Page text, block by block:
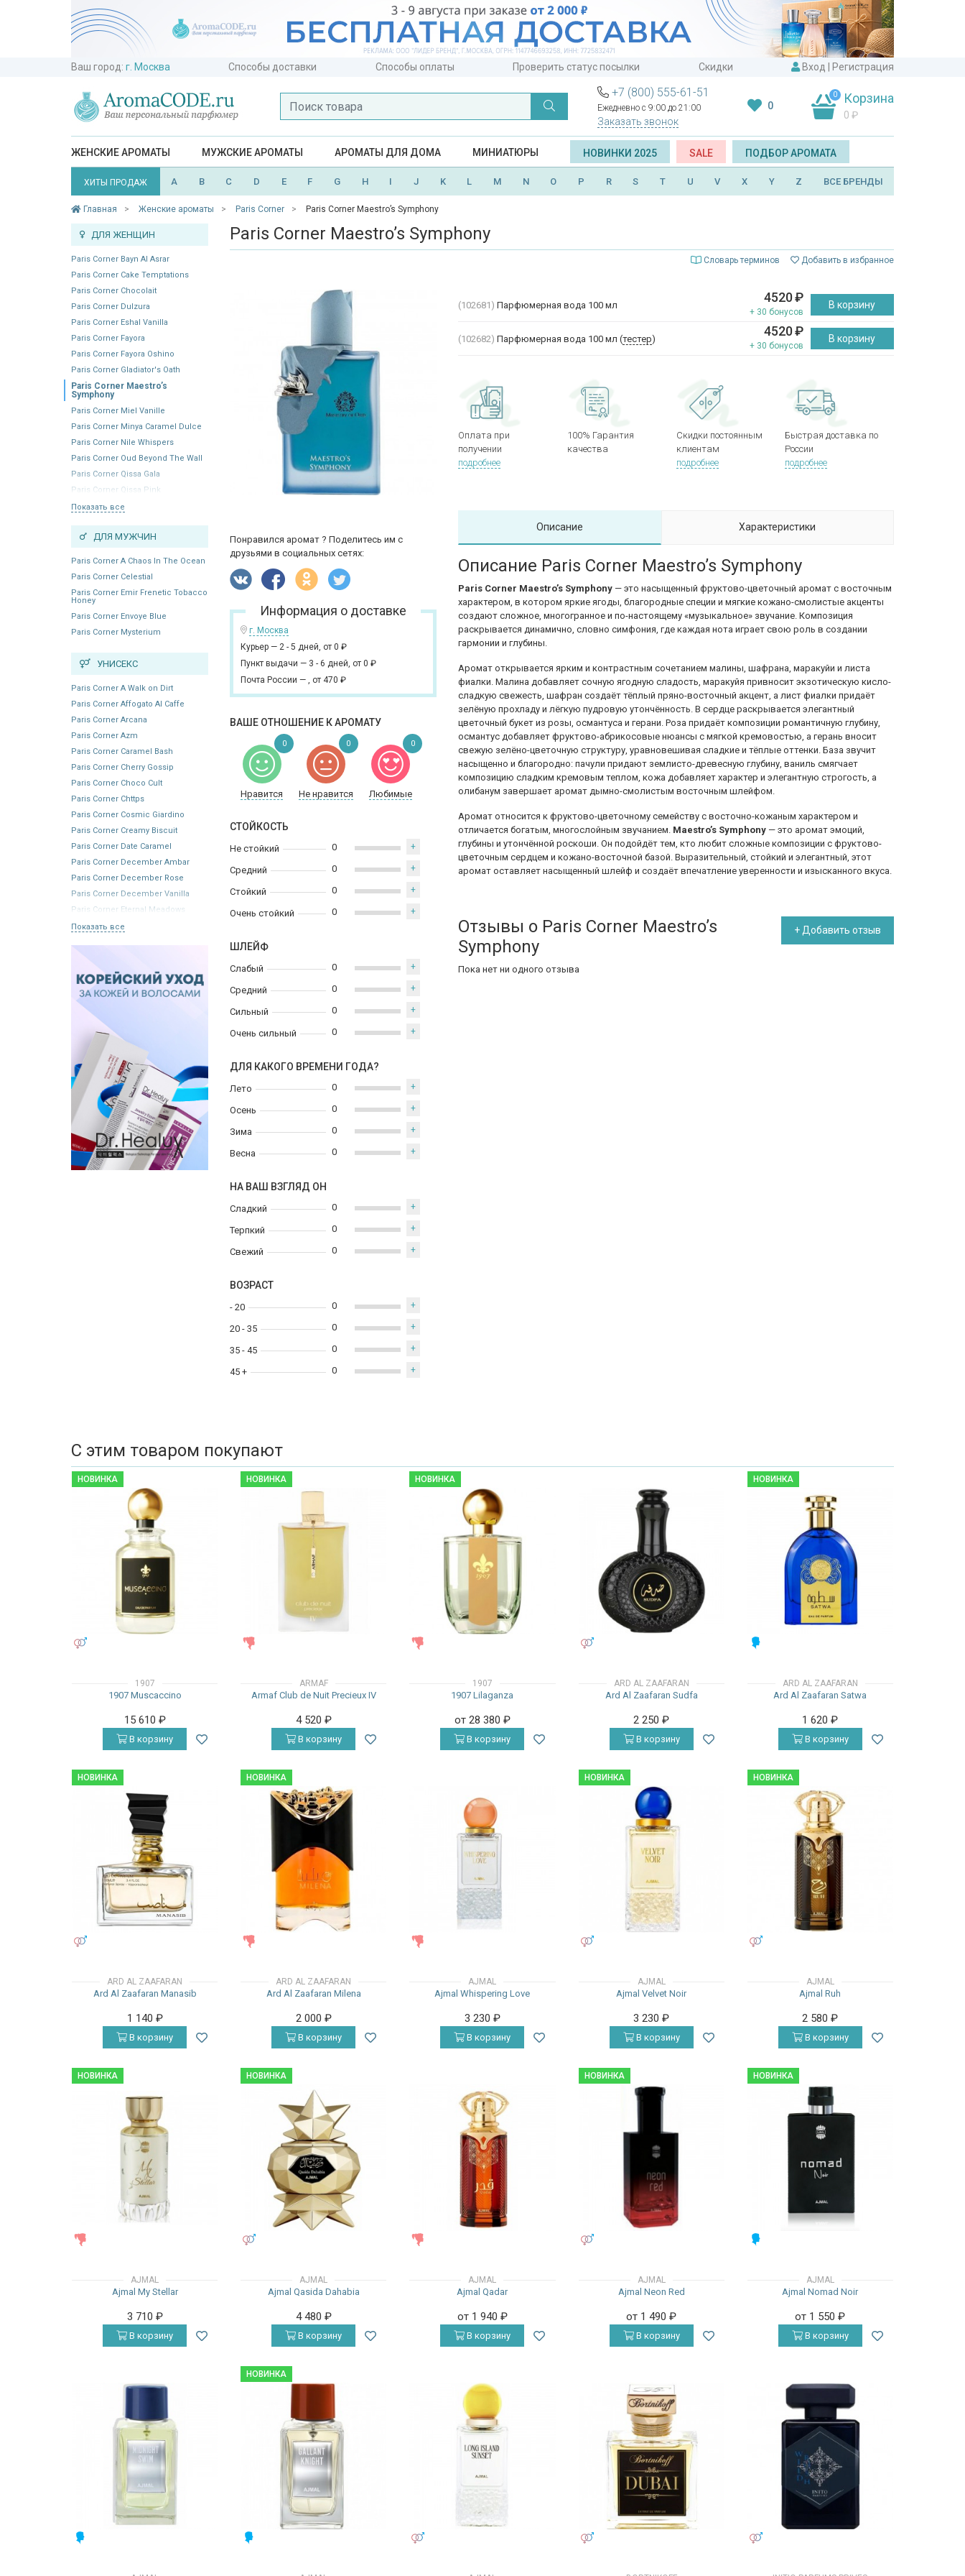
Ваш город: г. Москва Способы доставки Способы оплаты Проверить статус посылки Скидки Вход Регистрация
+7 (800) 555-61-51
Ежедневно с 9:00 до 21:00
Заказать звонок
0
0 Корзина
0 ₽
ЖЕНСКИЕ АРОМАТЫ МУЖСКИЕ АРОМАТЫ АРОМАТЫ ДЛЯ ДОМА МИНИАТЮРЫ НОВИНКИ 2025 SALE ПОДБОР АРОМАТА
ХИТЫ ПРОДАЖ A B C D E F G H I J K L M N O P R S T U V X Y Z ВСЕ БРЕНДЫ
Главная Женские ароматы Paris Corner Paris Corner Maestro’s Symphony
ДЛЯ ЖЕНЩИН
Paris Corner Bayn Al Asrar
Paris Corner Cake Temptations
Paris Corner Chocolait
Paris Corner Dulzura
Paris Corner Eshal Vanilla
Paris Corner Fayora
Paris Corner Fayora Oshino
Paris Corner Gladiator's Oath
Paris Corner Maestro’s
Symphony
Paris Corner Miel Vanille
Paris Corner Minya Caramel Dulce
Paris Corner Nile Whispers
Paris Corner Oud Beyond The Wall
Paris Corner Qissa Gala
Paris Corner Qissa Pink
Показать все
ДЛЯ МУЖЧИН
Paris Corner A Chaos In The Ocean
Paris Corner Celestial
Paris Corner Emir Frenetic Tobacco
Honey
Paris Corner Envoye Blue
Paris Corner Mysterium
УНИСЕКС
Paris Corner A Walk on Dirt
Paris Corner Affogato Al Caffe
Paris Corner Arcana
Paris Corner Azm
Paris Corner Caramel Bash
Paris Corner Cherry Gossip
Paris Corner Choco Cult
Paris Corner Chttps
Paris Corner Cosmic Giardino
Paris Corner Creamy Biscuit
Paris Corner Date Caramel
Paris Corner December Ambar
Paris Corner December Rose
Paris Corner December Vanilla
Paris Corner Eternal Meadows
Показать все
Paris Corner Maestro’s Symphony
Словарь терминов Добавить в избранное
Понравился аромат ? Поделитесь им с
друзьями в социальных сетях:
Информация о доставке
г. Москва
Курьер — 2 - 5 дней, от 0 ₽
Пункт выдачи — 3 - 6 дней, от 0 ₽
Почта России — , от 470 ₽
ВАШЕ ОТНОШЕНИЕ К АРОМАТУ
Нравится Не нравится Любимые
0 0 0
СТОЙКОСТЬ
Не стойкий
Средний
Стойкий
Очень стойкий
0 +
0 +
0 +
0 +
ШЛЕЙФ
Слабый
Средний
Сильный
Очень сильный
0 +
0 +
0 +
0 +
ДЛЯ КАКОГО ВРЕМЕНИ ГОДА?
Лето
Осень
Зима
Весна
0 +
0 +
0 +
0 +
НА ВАШ ВЗГЛЯД ОН
Сладкий
Терпкий
Свежий
0 +
0 +
0 +
ВОЗРАСТ
- 20
20 - 35
35 - 45
45 +
0 +
0 +
0 +
0 +
(102681) Парфюмерная вода 100 мл 4520₽
+ 30 бонусов
В корзину
(102682) Парфюмерная вода 100 мл (тестер) 4520₽
+ 30 бонусов
В корзину
Оплата при
получении
подробнее
100% Гарантия
качества
Скидки постоянным
клиентам
подробнее
Быстрая доставка по
России
подробнее
Описание Характеристики
Описание Paris Corner Maestro’s Symphony
Paris Corner Maestro’s Symphony — это насыщенный фруктово-цветочный аромат с восточным
характером, в котором яркие ягоды, благородные специи и мягкие кожано-смолистые акценты
создают сложное, многогранное и по-настоящему «музыкальное» звучание. Композиция
раскрывается динамично, словно симфония, где каждая нота играет свою роль в создании
гармонии и глубины.
Аромат открывается ярким и контрастным сочетанием малины, шафрана, маракуйи и листа
фиалки. Малина добавляет сочную ягодную сладость, маракуйя привносит экзотическую кисло-
сладкую свежесть, шафран создаёт тёплый пряно-восточный акцент, а лист фиалки придаёт
зелёную прохладу и лёгкую пудровую утончённость. В сердце раскрывается элегантный
цветочный букет из розы, османтуса и герани. Роза придаёт композиции романтичную глубину,
османтус добавляет фруктово-абрикосовые нюансы с мягкой кремовостью, а герань вносит
свежую зелёно-цветочную структуру, уравновешивая сладкие и тёплые оттенки. База звучит
насыщенно и благородно: пачули придают землисто-древесную глубину, ваниль смягчает
композицию сладким кремовым теплом, кожа добавляет характер и элегантную строгость, а
олибанум завершает аромат дымно-смолистым восточным шлейфом.
Аромат относится к фруктово-цветочному семейству с восточно-кожаным характером и
отличается богатым, многослойным звучанием. Maestro’s Symphony — это аромат эмоций,
глубины и утончённой роскоши. Он подойдёт тем, кто любит сложные композиции с фруктово-
цветочным сердцем и кожано-восточной базой. Выразительный, стойкий и элегантный, этот
аромат оставляет насыщенный шлейф и создаёт впечатление уверенности и изысканного вкуса.
Отзывы о Paris Corner Maestro’s
Symphony
+ Добавить отзыв
Пока нет ни одного отзыва
С этим товаром покупают
НОВИНКА
1907
1907 Muscaccino
15 610 ₽
В корзину
НОВИНКА
ARMAF
Armaf Club de Nuit Precieux IV
4 520 ₽
В корзину
НОВИНКА
1907
1907 Lilaganza
от 28 380 ₽
В корзину
ARD AL ZAAFARAN
Ard Al Zaafaran Sudfa
2 250₽
В корзину
НОВИНКА
ARD AL ZAAFARAN
Ard Al Zaafaran Satwa
1 620₽
В корзину
НОВИНКА
ARD AL ZAAFARAN
Ard Al Zaafaran Manasib
1 140 ₽
В корзину
НОВИНКА
ARD AL ZAAFARAN
Ard Al Zaafaran Milena
2 000 ₽
В корзину
AJMAL
Ajmal Whispering Love
3 230 ₽
В корзину
НОВИНКА
AJMAL
Ajmal Velvet Noir
3 230₽
В корзину
НОВИНКА
AJMAL
Ajmal Ruh
2 580₽
В корзину
НОВИНКА
AJMAL
Ajmal My Stellar
3 710 ₽
В корзину
НОВИНКА
AJMAL
Ajmal Qasida Dahabia
4 480 ₽
В корзину
AJMAL
Ajmal Qadar
от 1 940 ₽
В корзину
НОВИНКА
AJMAL
Ajmal Neon Red
от 1 490₽
В корзину
НОВИНКА
AJMAL
Ajmal Nomad Noir
от 1 550₽
В корзину
НОВИНКА